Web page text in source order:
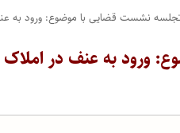
نشست قضایی با موضوع: ورود به
ورود به عنف در